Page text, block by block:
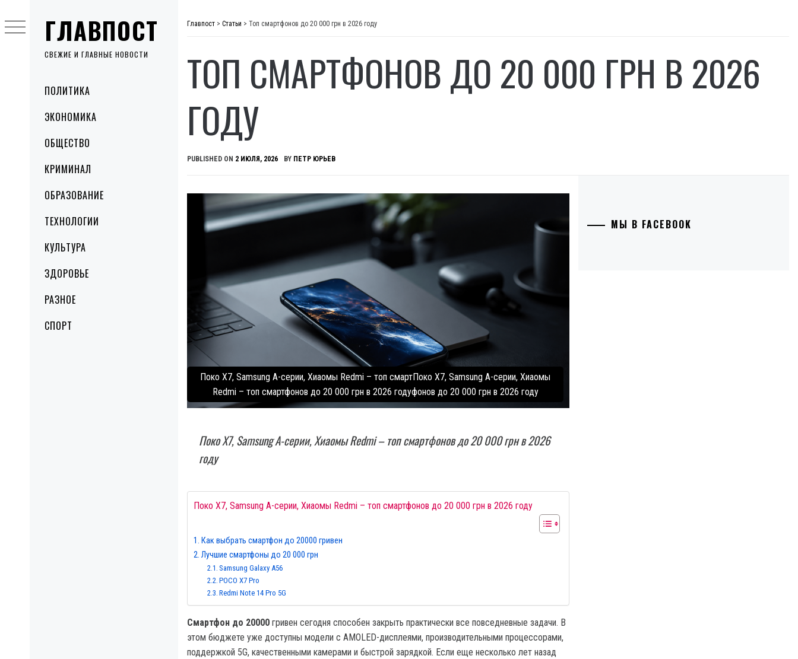
ГЛАВПОСТ
СВЕЖИЕ И ГЛАВНЫЕ НОВОСТИ
MenuПОЛИТИКА
ЭКОНОМИКА
ОБЩЕСТВО
КРИМИНАЛ
ОБРАЗОВАНИЕ
ТЕХНОЛОГИИ
КУЛЬТУРА
ЗДОРОВЬЕ
РАЗНОЕ
СПОРТ
to
content
Главпост > Статьи > Топ смартфонов до 20 000 грн в 2026 году
ТОП СМАРТФОНОВ ДО 20 000 ГРН В 2026
ГОДУ
PUBLISHED ON 2 ИЮЛЯ, 2026 BY ПЕТР ЮРЬЕВ
Поко X7, Samsung А-серии, Хиаомы Redmi – топ смартПоко X7, Samsung А-серии, Хиаомы
Redmi – топ смартфонов до 20 000 грн в 2026 годуфонов до 20 000 грн в 2026 году
Поко X7, Samsung А-серии, Хиаомы Redmi – топ смартфонов до 20 000 грн в 2026
году
Поко X7, Samsung А-серии, Хиаомы Redmi – топ смартфонов до 20 000 грн в 2026 году
Как выбрать смартфон до 20000 гривен
Лучшие смартфоны до 20 000 грн
Samsung Galaxy A56
POCO X7 Pro
Redmi Note 14 Pro 5G
Смартфон до 20000 гривен сегодня способен закрыть практически все повседневные задачи. В
этом бюджете уже доступны модели с AMOLED-дисплеями, производительными процессорами,
поддержкой 5G, качественными камерами и быстрой зарядкой. Если еще несколько лет назад
МЫ В FACEBOOK